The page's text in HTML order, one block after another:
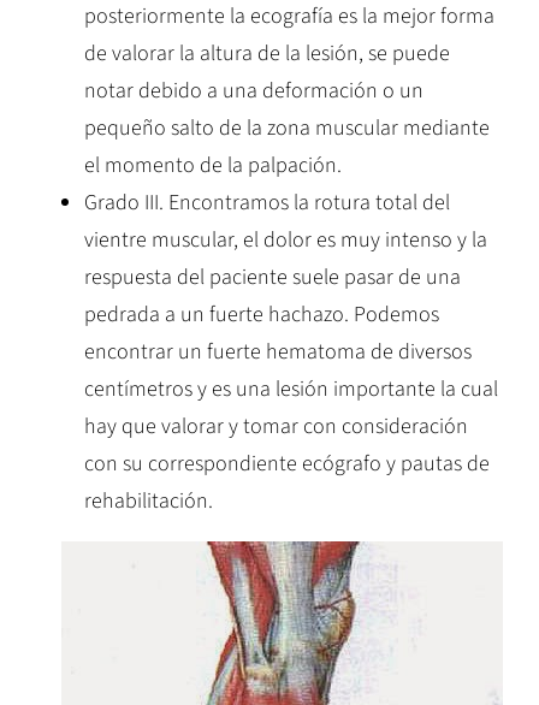
posteriormente la ecografía es la mejor forma
de valorar la altura de la lesión, se puede
notar debido a una deformación o un
pequeño salto de la zona muscular mediante
el momento de la palpación.
Grado III. Encontramos la rotura total del
vientre muscular, el dolor es muy intenso y la
respuesta del paciente suele pasar de una
pedrada a un fuerte hachazo. Podemos
encontrar un fuerte hematoma de diversos
centímetros y es una lesión importante la cual
hay que valorar y tomar con consideración
con su correspondiente ecógrafo y pautas de
rehabilitación.